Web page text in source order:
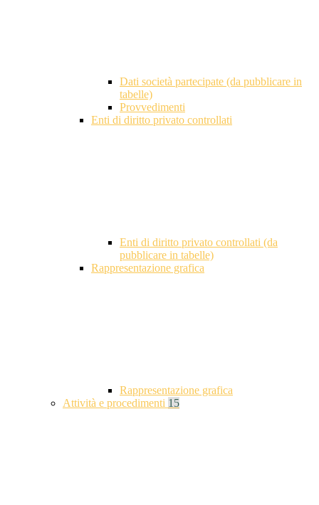
Dati società partecipate (da pubblicare in
tabelle)
Provvedimenti
Enti di diritto privato controllati
Enti di diritto privato controllati (da
pubblicare in tabelle)
Rappresentazione grafica
Rappresentazione grafica
Attività e procedimenti 15